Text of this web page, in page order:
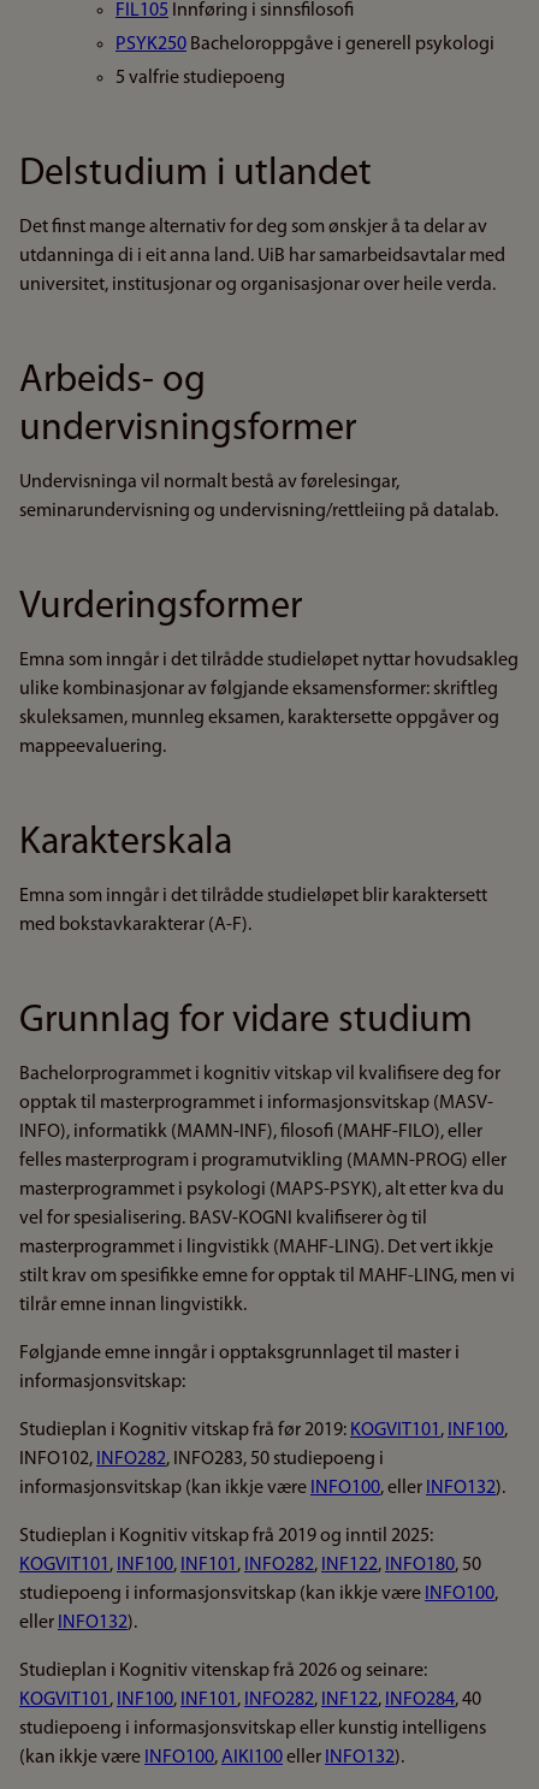
FIL105 Innføring i sinnsfilosofi
PSYK250 Bacheloroppgåve i generell psykologi
5 valfrie studiepoeng
Delstudium i utlandet
Det finst mange alternativ for deg som ønskjer å ta delar av
utdanninga di i eit anna land. UiB har samarbeidsavtalar med
universitet, institusjonar og organisasjonar over heile verda.
Arbeids- og
undervisningsformer
Undervisninga vil normalt bestå av førelesingar,
seminarundervisning og undervisning/rettleiing på datalab.
Vurderingsformer
Emna som inngår i det tilrådde studieløpet nyttar hovudsakleg
ulike kombinasjonar av følgjande eksamensformer: skriftleg
skuleksamen, munnleg eksamen, karaktersette oppgåver og
mappeevaluering.
Karakterskala
Emna som inngår i det tilrådde studieløpet blir karaktersett
med bokstavkarakterar (A-F).
Grunnlag for vidare studium
Bachelorprogrammet i kognitiv vitskap vil kvalifisere deg for
opptak til masterprogrammet i informasjonsvitskap (MASV-
INFO), informatikk (MAMN-INF), filosofi (MAHF-FILO), eller
felles masterprogram i programutvikling (MAMN-PROG) eller
masterprogrammet i psykologi (MAPS-PSYK), alt etter kva du
vel for spesialisering. BASV-KOGNI kvalifiserer òg til
masterprogrammet i lingvistikk (MAHF-LING). Det vert ikkje
stilt krav om spesifikke emne for opptak til MAHF-LING, men vi
tilrår emne innan lingvistikk.
Følgjande emne inngår i opptaksgrunnlaget til master i
informasjonsvitskap:
Studieplan i Kognitiv vitskap frå før 2019: KOGVIT101 , INF100,
INFO102, INFO282, INFO283, 50 studiepoeng i
informasjonsvitskap (kan ikkje være INFO100, eller INFO132).
Studieplan i Kognitiv vitskap frå 2019 og inntil 2025:
KOGVIT101 , INF100, INF101 , INFO282, INF122, INFO180, 50
studiepoeng i informasjonsvitskap (kan ikkje være INFO100,
eller INFO132).
Studieplan i Kognitiv vitenskap frå 2026 og seinare:
KOGVIT101 , INF100, INF101 , INFO282, INF122, INFO284, 40
studiepoeng i informasjonsvitskap eller kunstig intelligens
(kan ikkje være INFO100,AIKI100eller INFO132).